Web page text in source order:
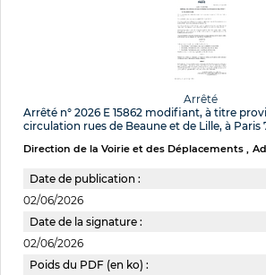
Arrêté
Arrêté n° 2026 E 15862 modifiant, à titre
circulation rues de Beaune et de Lille, à Paris
Direction de la Voirie et des Déplacements
Date de publication :
02/06/2026
Date de la signature :
02/06/2026
Poids du PDF (en ko) :